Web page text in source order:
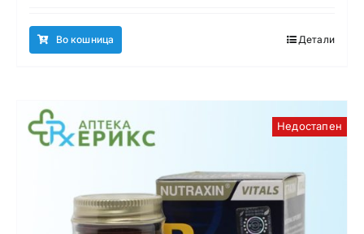
Во кошница Детали
Недостапен